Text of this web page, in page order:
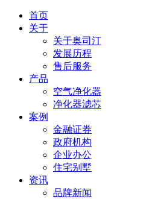
首页
关于
关于奥司汀
发展历程
售后服务
产品
空气净化器
净化器滤芯
案例
金融证券
政府机构
企业办公
住宅别墅
资讯
品牌新闻